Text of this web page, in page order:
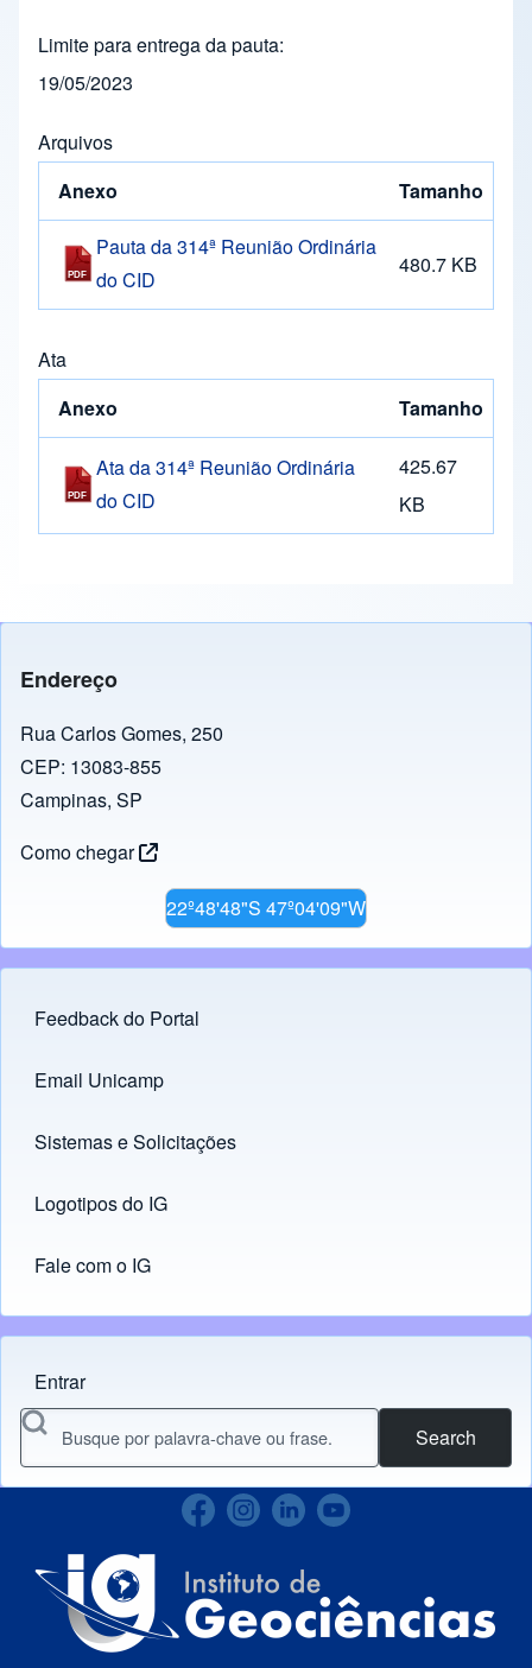
Limite para entrega da pauta
19/05/2023
Arquivos
Anexo
Tamanho
Pauta da 314ª Reunião Ordinária
do CID
480.7 KB
Ata
Anexo
Tamanho
Ata da 314ª Reunião Ordinária
do CID
425.67
KB
Endereço
Rua Carlos Gomes, 250
CEP: 13083-855
Campinas, SP
Como chegar
22º48'48"S 47º04'09"W
Footer menu
Feedback do Portal
Links
Email Unicamp
(opens in new tab)
Sistemas e Solicitações
(opens in new tab)
Logotipos do IG
(opens in new tab)
Fale com o IG
Menu do usuário
Entrar
Search